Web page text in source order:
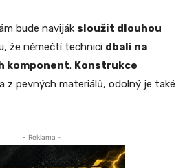
bude naviják sloužit dlouhou
že němečtí technici dbali na
komponent. Konstrukce
z pevných materiálů, odolný je také
- Reklama -